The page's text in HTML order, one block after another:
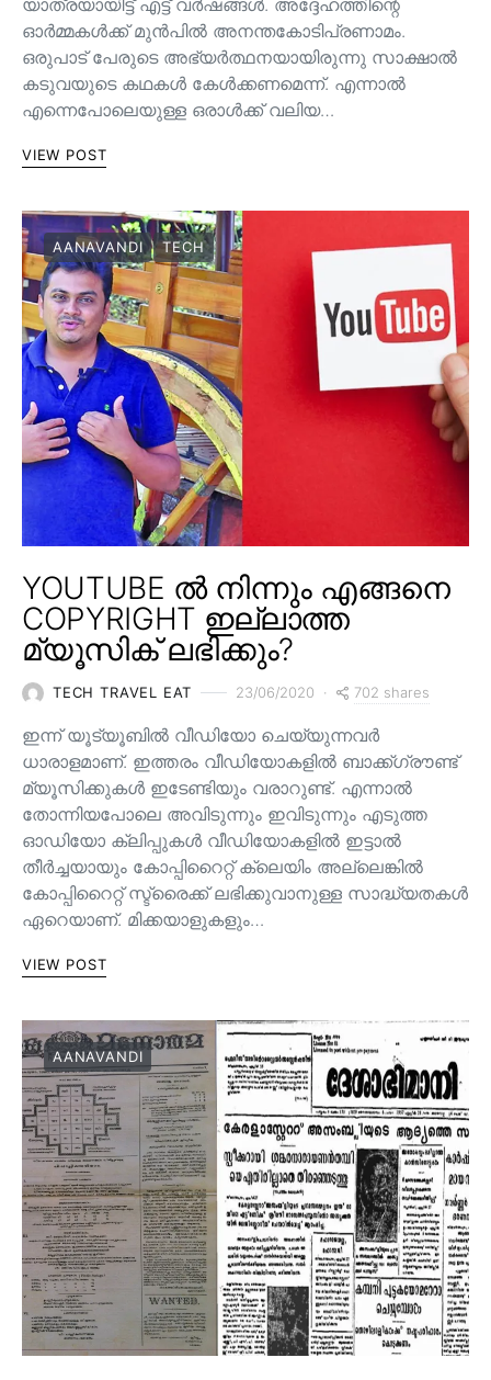
ഓർമ്മകൾക്ക് മുൻപിൽ അനന്തകോടിപ്രണാമം.
ഒരുപാട് പേരുടെ അഭ്യർത്ഥനയായിരുന്നു സാക്ഷാൽ
കടുവയുടെ കഥകൾ കേൾക്കണമെന്ന്. എന്നാൽ
എന്നെപോലെയുള്ള ഒരാൾക്ക് വലിയ…
VIEW POST
AANAVANDI TECH
YOUTUBE ൽ നിന്നും എങ്ങനെ
COPYRIGHT ഇല്ലാത്ത
മ്യൂസിക് ലഭിക്കും?
TECH TRAVEL EAT 23/06/2020 702 shares
ഇന്ന് യൂട്യൂബിൽ വീഡിയോ ചെയ്യുന്നവർ
ധാരാളമാണ്. ഇത്തരം വീഡിയോകളിൽ ബാക്ക്ഗ്രൗണ്ട്
മ്യൂസിക്കുകൾ ഇടേണ്ടിയും വരാറുണ്ട്. എന്നാൽ
തോന്നിയപോലെ അവിടുന്നും ഇവിടുന്നും എടുത്ത
ഓഡിയോ ക്ലിപ്പുകൾ വീഡിയോകളിൽ ഇട്ടാൽ
തീർച്ചയായും കോപ്പിറൈറ്റ് ക്ലെയിം അല്ലെങ്കിൽ
കോപ്പിറൈറ്റ് സ്ട്രൈക്ക് ലഭിക്കുവാനുള്ള സാദ്ധ്യതകൾ
ഏറെയാണ്. മിക്കയാളുകളും…
VIEW POST
AANAVANDI